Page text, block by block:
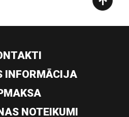
INFORMĀCIJA
NOTEIKUMI